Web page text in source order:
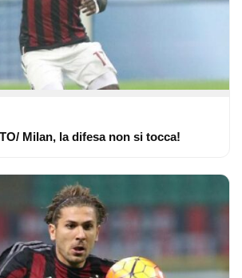
Milan, la difesa non si tocca!